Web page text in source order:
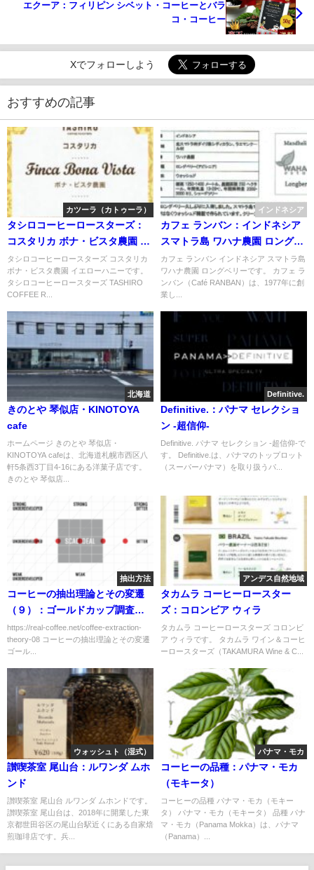
エクーア：フィリピン シベット・コーヒーとバラ
コ・コーヒー
Xでフォローしよう
おすすめの記事
カツーラ（カトゥーラ）
タシロコーヒーロースターズ：
コスタリカ ボナ・ビスタ農園 イ
エローハニー
タシロコーヒーロースターズ コスタリカ
ボナ・ビスタ農園 イエローハニーです。
タシロコーヒーロースターズ TASHIRO
COFFEE R...
インドネシア
カフェ ランバン：インドネシア
スマトラ島 ワハナ農園 ロングベ
リー
カフェ ランバン インドネシア スマトラ島
ワハナ農園 ロングベリーです。 カフェ ラ
ンバン（Café RANBAN）は、1977年に創
業し...
北海道
きのとや 琴似店・KINOTOYA
cafe
ホームページ きのとや 琴似店・
KINOTOYA cafeは、北海道札幌市西区八
軒5条西3丁目4-16にある洋菓子店です。
きのとや 琴似店...
Definitive.
Definitive.：パナマ セレクショ
ン -超信仰-
Definitive. パナマ セレクション -超信仰-で
す。 Definitive.は、パナマのトップロット
（スーパーパナマ）を取り扱うパ...
抽出方法
コーヒーの抽出理論とその変遷
（９）：ゴールドカップ調査と
ヨーロッパの嗜好
https://real-coffee.net/coffee-extraction-
theory-08 コーヒーの抽出理論とその変遷
ゴール...
アンデス自然地域
タカムラ コーヒーロースター
ズ：コロンビア ウィラ
タカムラ コーヒーロースターズ コロンビ
ア ウィラです。 タカムラ ワイン＆コーヒ
ーロースターズ（TAKAMURA Wine & C...
ウォッシュト（湿式）
讃喫茶室 尾山台：ルワンダ ムホ
ンド
讃喫茶室 尾山台 ルワンダ ムホンドです。
讃喫茶室 尾山台は、2018年に開業した東
京都世田谷区の尾山台駅近くにある自家焙
煎珈琲店です。兵...
パナマ・モカ
コーヒーの品種：パナマ・モカ
（モキータ）
コーヒーの品種 パナマ・モカ（モキー
タ） パナマ・モカ（モキータ） 品種 パナ
マ・モカ（Panama Mokka）は、パナマ
（Panama）...